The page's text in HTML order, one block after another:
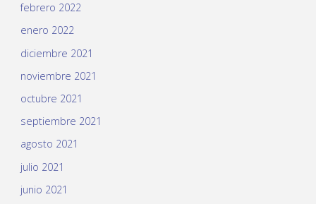
febrero 2022
enero 2022
diciembre 2021
noviembre 2021
octubre 2021
septiembre 2021
agosto 2021
julio 2021
junio 2021